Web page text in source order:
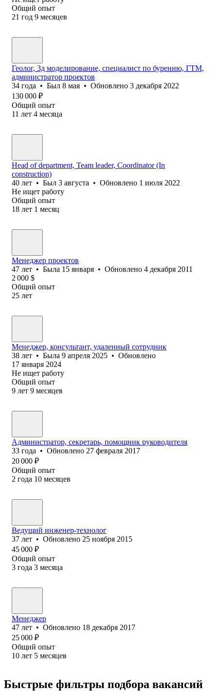
Общий опыт
21 год 9 месяцев
Геолог, 3д моделирование, специалист по бурению, ГТМ,
администратор проектов
34 года • Был 8 мая • Обновлено 3 декабря 2022
130 000 ₽
Общий опыт
11 лет 4 месяца
Head of department, Team leader, Coordinator (In
construction)
40 лет • Был 3 августа • Обновлено 1 июля 2022
Не ищет работу
Общий опыт
18 лет 1 месяц
Менеджер проектов
47 лет • Была 15 января • Обновлено 4 декабря 2011
2 000 $
Общий опыт
25 лет
Менеджер, консультант, удаленный сотрудник
38 лет • Была 9 апреля 2025 • Обновлено
17 января 2024
Не ищет работу
Общий опыт
9 лет 9 месяцев
Администратор, секретарь, помощник руководителя
33 года • Обновлено 27 февраля 2017
20 000 ₽
Общий опыт
2 года 10 месяцев
Ведущий инженер-технолог
37 лет • Обновлено 25 ноября 2015
45 000 ₽
Общий опыт
3 года 3 месяца
Менеджер
47 лет • Обновлено 18 декабря 2017
25 000 ₽
Общий опыт
10 лет 5 месяцев
Быстрые фильтры подбора вакансий